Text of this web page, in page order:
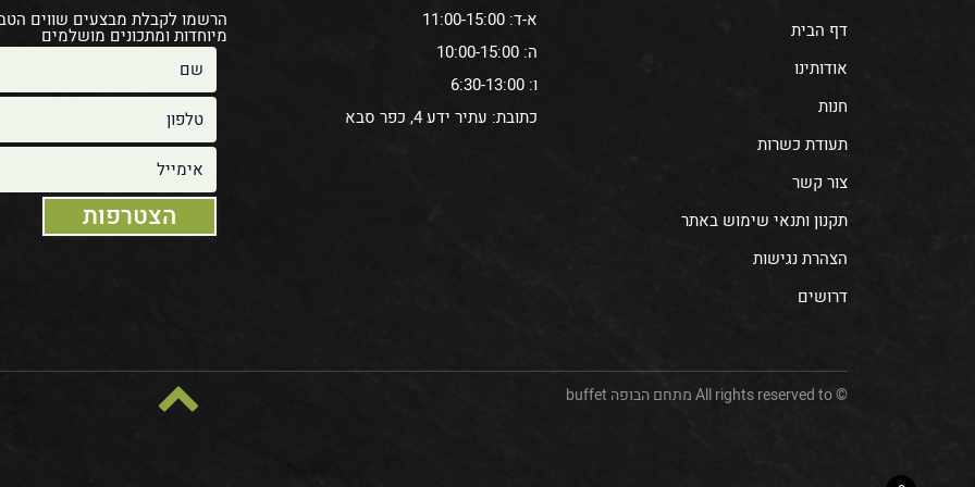
דף הבית
אודותינו
חנות
תעודת כשרות
צור קשר
תקנון ותנאי שימוש באתר
הצהרת נגישות
דרושים
א-ד: 11:00-15:00
ה: 10:00-15:00
ו: 6:30-13:00
כתובת: עתיר ידע 4, כפר סבא
הרשמו לקבלת מבצעים שווים
מיוחדות ומתכונים מושלמים
© All rights reserved to מתחם הבופה buffet